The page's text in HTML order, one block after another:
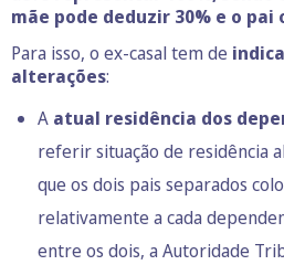
mãe pode deduzir 30% e o pai
Para isso, o ex-casal tem de
alterações:
A atual residência dos
referir situação de residência
que os dois pais separados
relativamente a cada
entre os dois, a Autoridade